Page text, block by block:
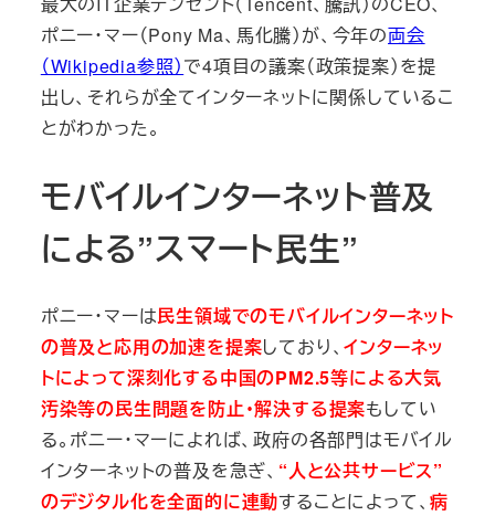
ポニー・マー（Pony Ma、馬化騰）が、今年の両会
（Wikipedia参照）で4項目の議案（政策提案）を提
出し、それらが全てインターネットに関係しているこ
とがわかった。
モバイルインターネット普及
による”スマート民生”
ポニー・マーは民生領域でのモバイルインターネット
の普及と応用の加速を提案しており、インターネッ
トによって深刻化する中国のPM2.5等による大気
汚染等の民生問題を防止・解決する提案もしてい
る。ポニー・マーによれば、政府の各部門はモバイル
インターネットの普及を急ぎ、 “人と公共サービス”
のデジタル化を全面的に連動することによって、病